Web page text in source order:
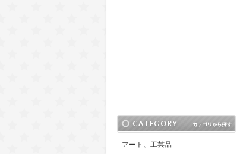
アート、工芸品